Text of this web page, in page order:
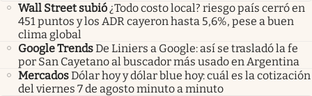
Wall Street subió ¿Todo costo local? riesgo país cerró en
451 puntos y los ADR cayeron hasta 5,6%, pese a buen
clima global
Google TrendsDe Liniers a Google: así se trasladó la fe
por San Cayetano al buscador más usado en Argentina
MercadosDólar hoy y dólar blue hoy: cuál es la cotización
del viernes 7 de agosto minuto a minuto